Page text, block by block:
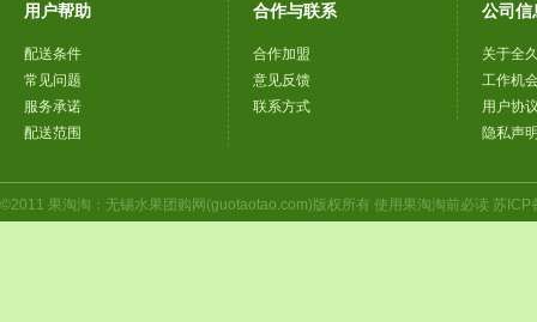
用户帮助
配送条件
常见问题
服务承诺
配送范围
合作与联系
合作加盟
意见反馈
联系方式
公司信
关于全
工作机
用户协
隐私声
©2011 果淘淘：无锡水果团购网(guotaotao.com)版权所有 使用果淘淘前必读 苏